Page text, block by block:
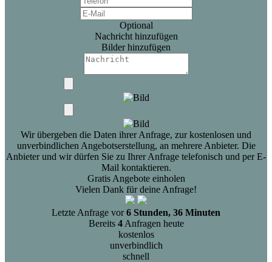
Optional
Nachricht hinzufügen
Bilder hinzufügen
Wir übergeben die Daten ihrer Anfrage, zur kostenlosen und
unverbindlichen Angebotserstellung, an mehrere Anbieter. Die
Anbieter und wir dürfen Sie zu Ihrer Anfrage telefonisch und per E-
Mail kontaktieren.
Gratis Angebote einholen
Vielen Dank für deine Anfrage!
Letzte Anfrage vor6 Stunden, 36 Minuten
Bereits 4Anfragen heute
kostenlos
unverbindlich
schnell